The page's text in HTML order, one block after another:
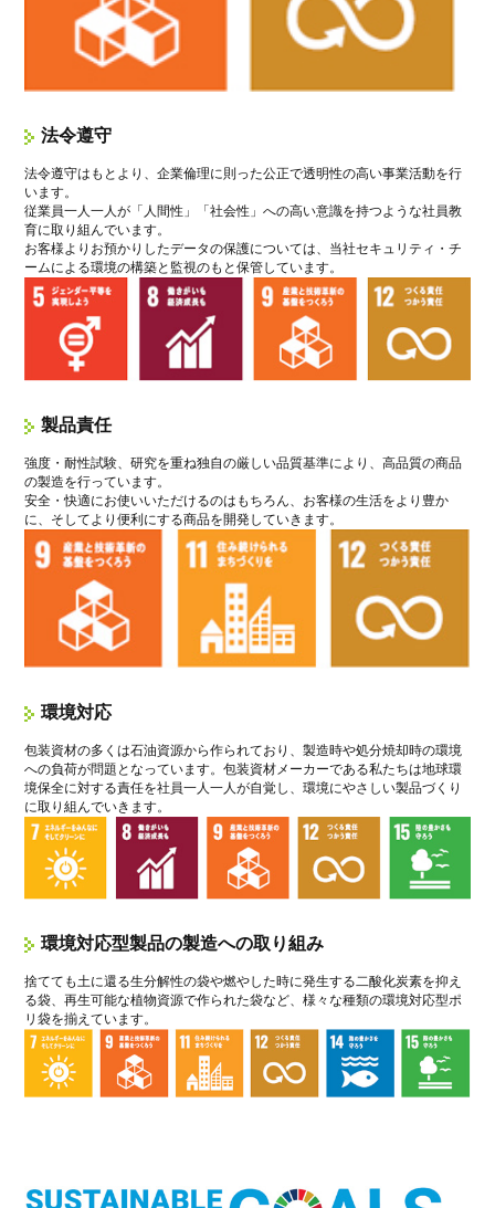
法令遵守
法令遵守はもとより、企業倫理に則った公正で透明性の高い事業活動を行
います。
従業員一人一人が「人間性」「社会性」への高い意識を持つような社員教
育に取り組んでいます。
お客様よりお預かりしたデータの保護については、当社セキュリティ・チ
ームによる環境の構築と監視のもと保管しています。
製品責任
強度・耐性試験、研究を重ね独自の厳しい品質基準により、高品質の商品
の製造を行っています。
安全・快適にお使いいただけるのはもちろん、お客様の生活をより豊か
に、そしてより便利にする商品を開発していきます。
環境対応
包装資材の多くは石油資源から作られており、製造時や処分焼却時の環境
への負荷が問題となっています。包装資材メーカーである私たちは地球環
境保全に対する責任を社員一人一人が自覚し、環境にやさしい製品づくり
に取り組んでいきます。
環境対応型製品の製造への取り組み
捨てても土に還る生分解性の袋や燃やした時に発生する二酸化炭素を抑え
る袋、再生可能な植物資源で作られた袋など、様々な種類の環境対応型ポ
リ袋を揃えています。